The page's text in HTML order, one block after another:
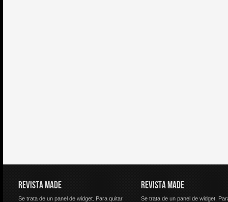
REVISTA MADE
Se trata de un panel de widget. Para quitar
REVISTA MADE
Se trata de un panel de widget.